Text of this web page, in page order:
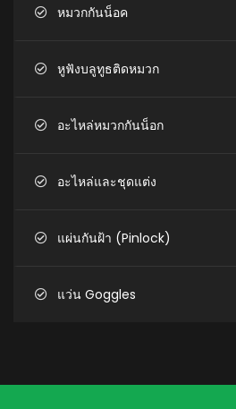
หมวกกันน็อค
หูฟังบลูทูธติดหมวก
อะไหล่หมวกกันน็อก
อะไหล่และชุดแต่ง
แผ่นกันฝ้า (Pinlock)
แว่น Goggles